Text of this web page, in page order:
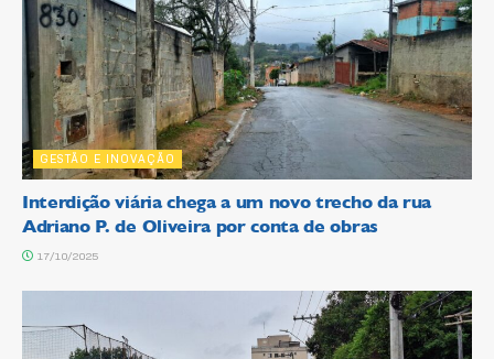
GESTÃO E INOVAÇÃO
Interdição viária chega a um novo trecho da rua
Adriano P. de Oliveira por conta de obras
17/10/2025